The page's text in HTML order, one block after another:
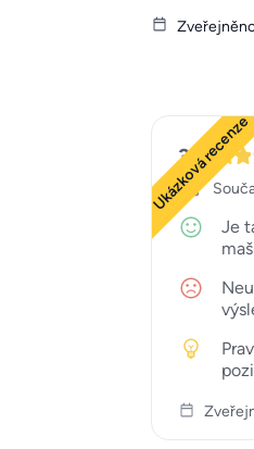
Ukázková recenze
3
Je